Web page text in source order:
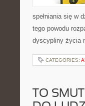
spełniania się w
tego powodu
dyscypliny życia
CATEGORIES:
TO